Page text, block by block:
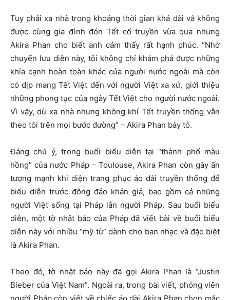
Tuy phải xa nhà trong khoảng thời gian khá dài và không
được cùng gia đình đón Tết cổ truyền vừa qua nhưng
Akira Phan cho biết anh cảm thấy rất hạnh phúc. “Nhờ
chuyến lưu diễn này, tôi không chỉ khám phá được những
khía cạnh hoàn toàn khác của người nước ngoài mà còn
có dịp mang Tết Việt đến với người Việt xa xứ, giới thiệu
những phong tục của ngày Tết Việt cho người nước ngoài.
Vì vậy, dù xa nhà nhưng không khí Tết truyền thống vẫn
theo tôi trên mọi bước đường” – Akira Phan bày tỏ.
Đáng chú ý, trong buổi biểu diễn tại “thành phố màu
hồng” của nước Pháp – Toulouse, Akira Phan còn gây ấn
tượng mạnh khi diện trang phục áo dài truyền thống để
biểu diễn trước đông đảo khán giả, bao gồm cả những
người Việt sống tại Pháp lẫn người Pháp. Sau buổi biểu
diễn, một tờ nhật báo của Pháp đã viết bài về buổi biểu
diễn này với nhiều “mỹ từ” dành cho ban nhạc và đặc biệt
là Akira Phan.
Theo đó, tờ nhật báo này đã gọi Akira Phan là “Justin
Bieber của Việt Nam”. Ngoài ra, trong bài viết, phóng viên